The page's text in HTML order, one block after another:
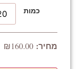
כמות
₪160.00